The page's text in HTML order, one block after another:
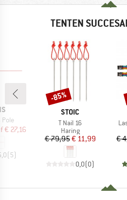
TENTEN
Pole
prijs
€ 27,16
(5)
MERK
STOIC
Artikel
T Nail 16
Productgroep
Haring
Prijs
€ 79,95Verlaagde prijs
€ 11,99
0,0(0)
Korting
-85%
€